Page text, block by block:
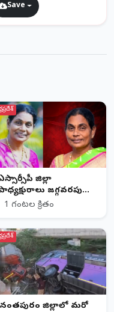
Save
జిల్లా
జగ్గవరపు
కన్నుమూత
1 గంటల క్రితం
జిల్లాలో మరో